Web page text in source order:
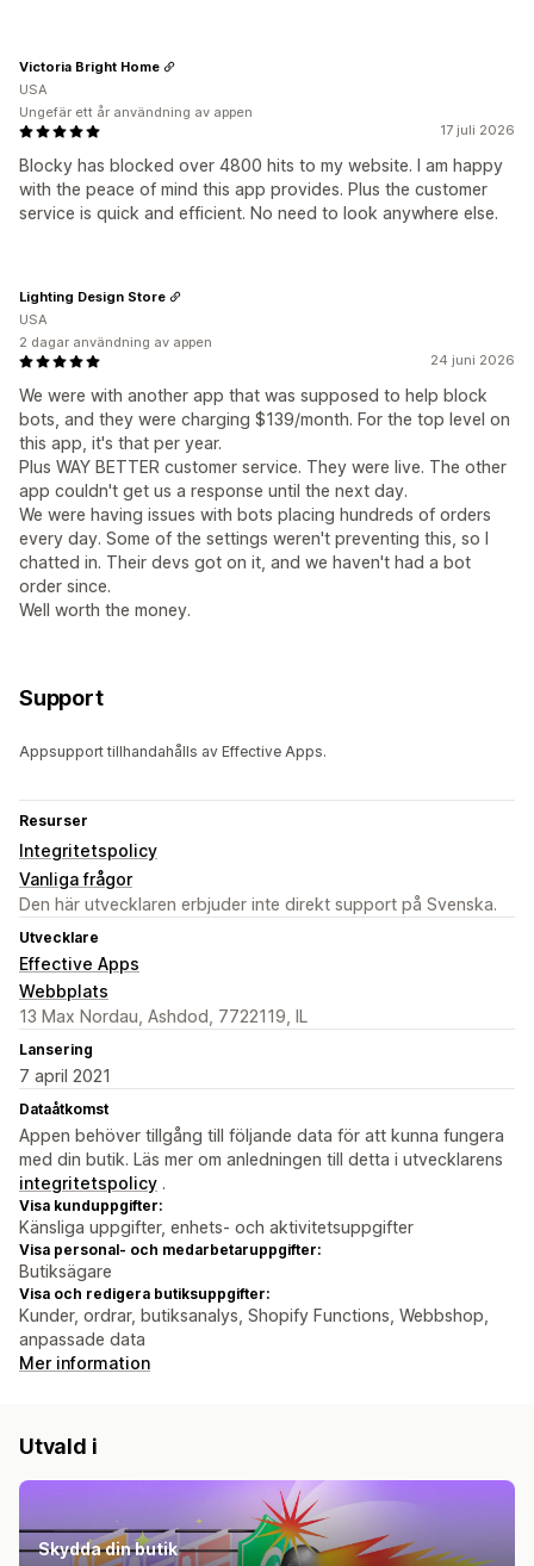
17 juli 2026
Blocky has blocked over 4800 hits to my website. I am happy
with the peace of mind this app provides. Plus the customer
service is quick and efficient. No need to look anywhere else.
Victoria Bright Home
USA
Ungefär ett år användning av appen
24 juni 2026
We were with another app that was supposed to help block
bots, and they were charging $139/month. For the top level on
this app, it's that per year.
Plus WAY BETTER customer service. They were live. The other
app couldn't get us a response until the next day.
We were having issues with bots placing hundreds of orders
every day. Some of the settings weren't preventing this, so I
chatted in. Their devs got on it, and we haven't had a bot
order since.
Well worth the money.
Lighting Design Store
USA
2 dagar användning av appen
Support
Appsupport tillhandahålls av Effective Apps.
Resurser
Integritetspolicy
Vanliga frågor
Den här utvecklaren erbjuder inte direkt support på Svenska.
Utvecklare
Effective Apps
Webbplats
13 Max Nordau, Ashdod, 7722119, IL
Lansering
7 april 2021
Dataåtkomst
Appen behöver tillgång till följande data för att kunna fungera
med din butik. Läs mer om anledningen till detta i utvecklarens
integritetspolicy .
Visa kunduppgifter:
Känsliga uppgifter, enhets- och aktivitetsuppgifter
Visa personal- och medarbetaruppgifter:
Butiksägare
Visa och redigera butiksuppgifter:
Kunder, ordrar, butiksanalys, Shopify Functions, Webbshop,
anpassade data
Mer information
Utvald i
Skydda din butik